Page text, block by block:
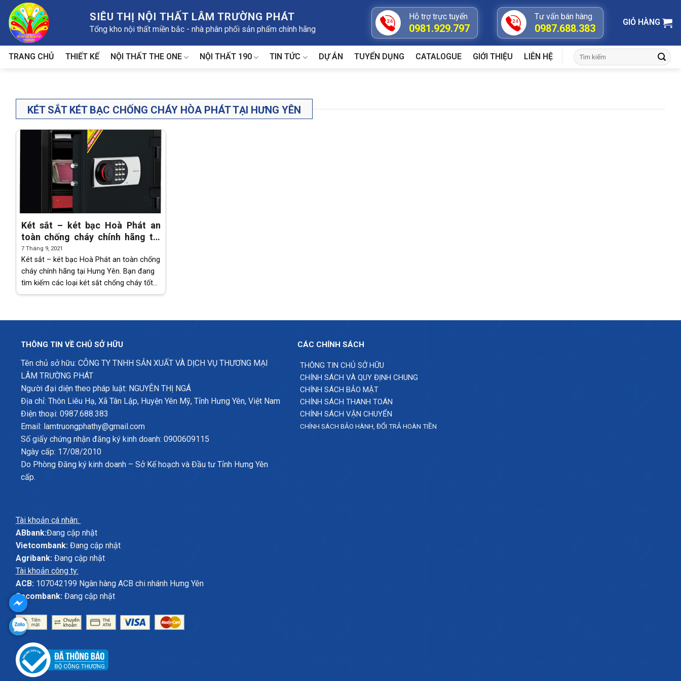
Skip
content
SIÊU THỊ NỘI THẤT LÂM TRƯỜNG PHÁT
Tổng kho nội thất miền bắc - nhà phân phối sản phẩm chính hãng
Hỗ trợ trực tuyến
0981.929.797
Tư vấn bán hàng
0987.688.383
GIỎ HÀNG
TRANG CHỦ THIẾT KẾ NỘI THẤT THE ONE NỘI THẤT 190 TIN TỨC DỰ ÁN TUYỂN DỤNG CATALOGUE GIỚI THIỆU LIÊN HỆ
Tìm
kiếm:
KÉT SẮT KÉT BẠC CHỐNG CHÁY HÒA PHÁT TẠI HƯNG YÊN
Két sắt – két bạc Hoà Phát an
toàn chống cháy chính hãng tại
Hưng Yên
7 Tháng 9, 2021
Két sắt – két bạc Hoà Phát an toàn chống
cháy chính hãng tại Hưng Yên. Bạn đang
tìm kiếm các loại két sắt chống cháy tốt
nhất hiện nay. Muốn lựa chọn một trong
THÔNG TIN VỀ CHỦ SỞ HỮU
Tên chủ sở hữu: CÔNG TY TNHH SẢN XUẤT VÀ DỊCH VỤ THƯƠNG MẠI
LÂM TRƯỜNG PHÁT
Người đại diện theo pháp luật: NGUYỄN THỊ NGÁ
Địa chỉ: Thôn Liêu Hạ, Xã Tân Lập, Huyện Yên Mỹ, Tỉnh Hưng Yên, Việt Nam
Điện thoại: 0987.688.383
Email: lamtruongphathy@gmail.com
Số giấy chứng nhận đăng ký kinh doanh: 0900609115
Ngày cấp: 17/08/2010
Do Phòng Đăng ký kinh doanh – Sở Kế hoạch và Đầu tư Tỉnh Hưng Yên
cấp.
CÁC CHÍNH SÁCH
THÔNG TIN CHỦ SỞ HỮU
CHÍNH SÁCH VÀ QUY ĐỊNH CHUNG
CHÍNH SÁCH BẢO MẬT
CHÍNH SÁCH THANH TOÁN
CHÍNH SÁCH VẬN CHUYỂN
CHÍNH SÁCH BẢO HÀNH, ĐỔI TRẢ HOÀN TIỀN
Tài khoản cá nhân:
ABbank:Đang cập nhật
Vietcombank:Đang cập nhật
Agribank:Đang cập nhật
Tài khoản công ty:
ACB:107042199 Ngân hàng ACB chi nhánh Hưng Yên
Sacombank:Đang cập nhật